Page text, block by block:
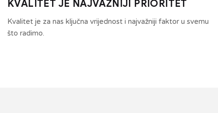
KVALITET JE NAJVAŽNIJI PRIORITET
Kvalitet je za nas ključna vrijednost i najvažniji faktor u svemu
što radimo.